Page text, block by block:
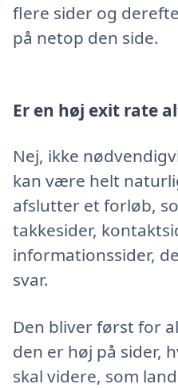
flere sider og
på netop den side.
Er en høj exit rate
Nej, ikke
kan være helt
afslutter et forløb,
takkesider,
informationssider,
svar.
Den bliver først for
den er høj på sider,
skal videre, som